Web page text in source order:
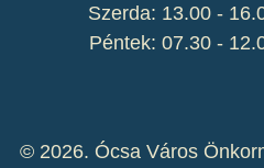
Szerda: 13.00 -
Péntek: 07.30 -
© 2026. Ócsa Város